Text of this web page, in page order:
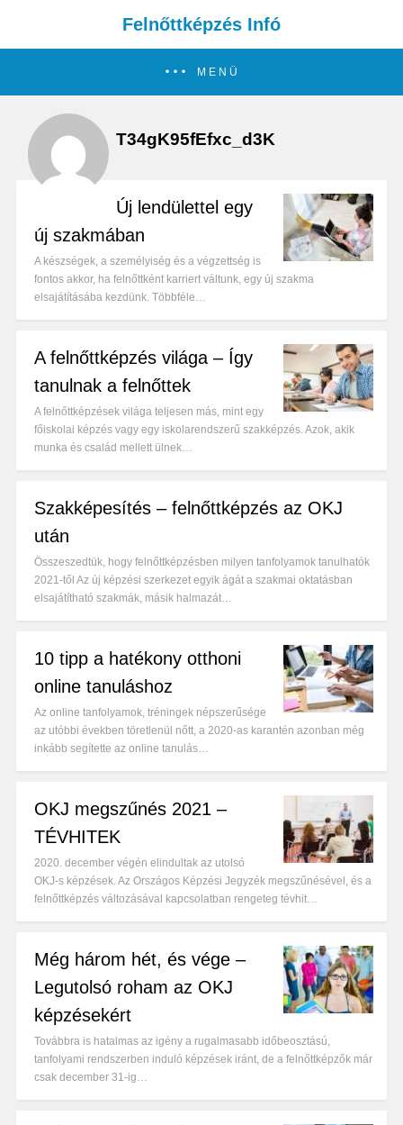
Felnőttképzés Infó
MENÜ
T34gK95fEfxc_d3K
Új lendülettel egy
új szakmában
A készségek, a személyiség és a végzettség is
fontos akkor, ha felnőttként karriert váltunk, egy új szakma
elsajátításába kezdünk. Többféle…
A felnőttképzés világa – Így
tanulnak a felnőttek
A felnőttképzések világa teljesen más, mint egy
főiskolai képzés vagy egy iskolarendszerű szakképzés. Azok, akik
munka és család mellett ülnek…
Szakképesítés – felnőttképzés az OKJ
után
Összeszedtük, hogy felnőttképzésben milyen tanfolyamok tanulhatók
2021-től Az új képzési szerkezet egyik ágát a szakmai oktatásban
elsajátítható szakmák, másik halmazát…
10 tipp a hatékony otthoni
online tanuláshoz
Az online tanfolyamok, tréningek népszerűsége
az utóbbi években töretlenül nőtt, a 2020-as karantén azonban még
inkább segítette az online tanulás…
OKJ megszűnés 2021 –
TÉVHITEK
2020. december végén elindultak az utolsó
OKJ-s képzések. Az Országos Képzési Jegyzék megszűnésével, és a
felnőttképzés változásával kapcsolatban rengeteg tévhit…
Még három hét, és vége –
Legutolsó roham az OKJ
képzésekért
Továbbra is hatalmas az igény a rugalmasabb időbeosztású,
tanfolyami rendszerben induló képzések iránt, de a felnőttképzők már
csak december 31-ig…